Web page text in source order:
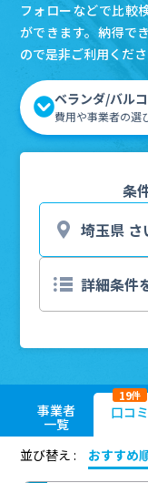
フォローなどで比較
ができます。納得で
ので是非ご利用くださ
ベランダ/バル
費用や事業者の選
条
事業者
一覧
口コミ
19件
並び替え :
おすすめ